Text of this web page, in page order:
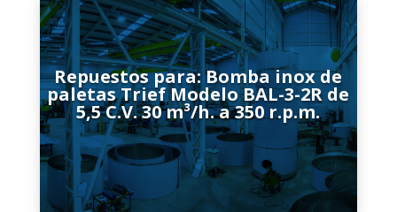
Repuestos para: Bomba inox de
paletas Trief Modelo BAL-3-2R de
5,5 C.V. 30 m³/h. a 350 r.p.m.